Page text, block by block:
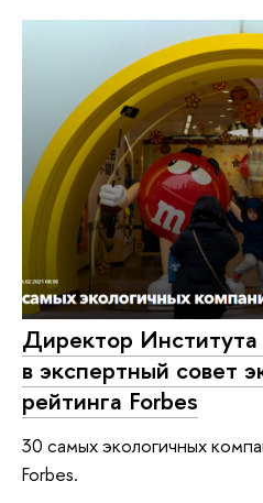
Директор
в экспертный совет
рейтинга Forbes
30 самых экологичных
Forbes.